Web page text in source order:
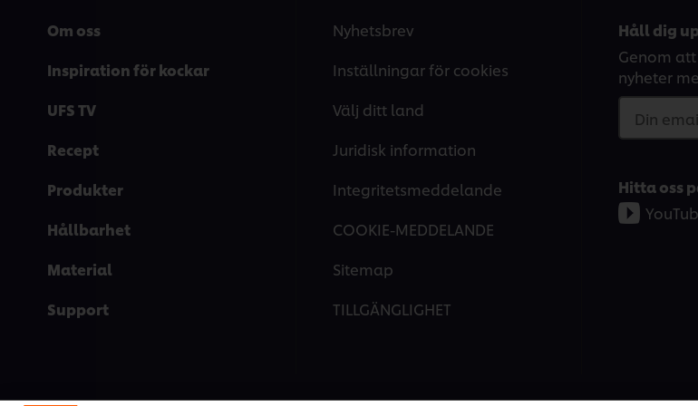
Om oss
Inspiration för kockar
UFS TV
Recept
Produkter
Hållbarhet
Material
Support
Nyhetsbrev
Inställningar för cookies
Välj ditt land
Juridisk information
Integritetsmeddelande
COOKIE-MEDDELANDE
Sitemap
TILLGÄNGLIGHET
Håll dig
Genom
nyheter
Din
Hitta oss